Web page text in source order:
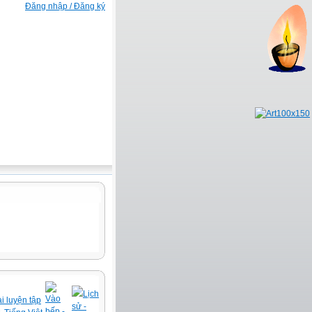
Đăng nhập / Đăng ký
luyện tập Vào
Lịch
sử -